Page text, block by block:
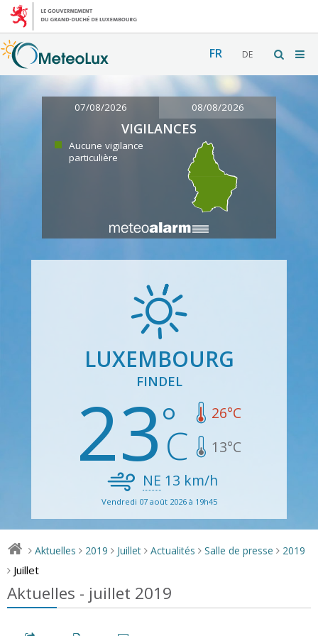
FR DE
07/08/2026 08/08/2026
VIGILANCES
Aucune vigilance
particulière
LUXEMBOURG
FINDEL
23 26°C
13°C
NE 13 km/h
Vendredi 07 août 2026 à 19h45
> Aktuelles > 2019 > Juillet > Actualités > Salle de presse > 2019
> Juillet
Aktuelles - juillet 2019